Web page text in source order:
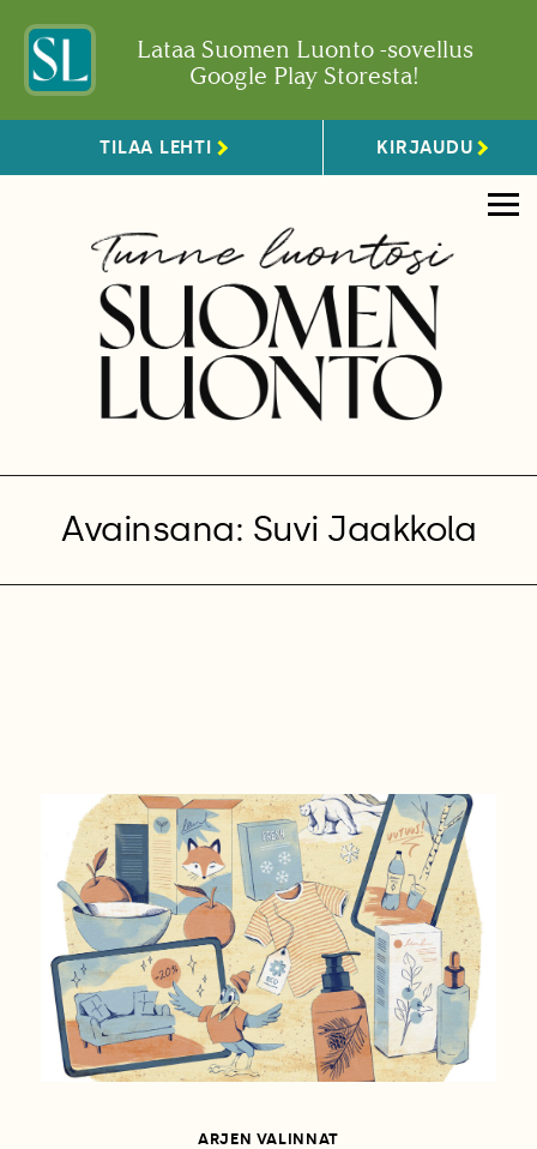
Lataa Suomen Luonto -sovellus
Google Play Storesta!
TILAA LEHTI KIRJAUDU
Avainsana: Suvi Jaakkola
ARJEN VALINNAT